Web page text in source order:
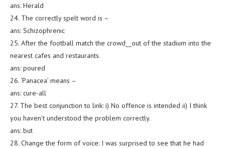
ans: Herald
24. The correctly spelt word is –
ans: Schizophrenic
25. After the football match the crowd__out of the stadium into the
nearest cafes and restaurants.
ans: poured
26. ‘Panacea’ means –
ans: cure-all
27. The best conjunction to link: i) No offence is intended ii) I think
you haven’t understood the problem correctly.
ans: but
28. Change the form of voice: I was surprised to see that he had